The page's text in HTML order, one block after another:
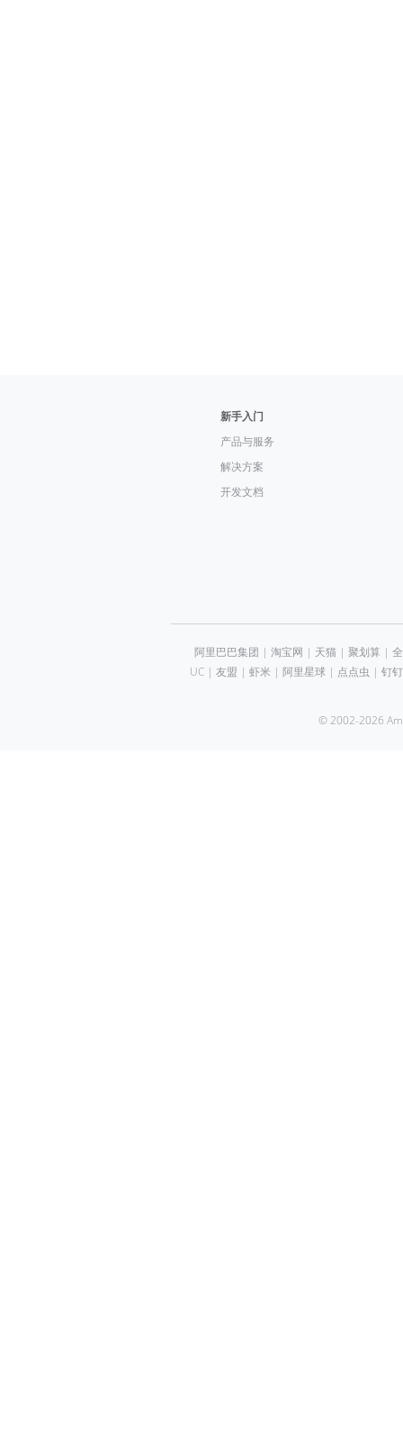
新手入门
产品与服务
解决方案
开发文档
阿里巴巴集团 | 淘宝网 | 天猫| 聚划算 |
UC| 友盟 | 虾米 | 阿里星球| 点点虫 | 钉钉
© 2002-2026